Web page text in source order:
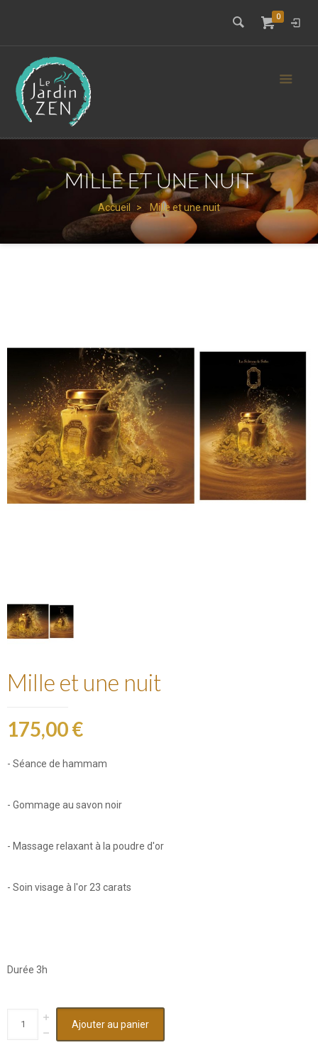
0
MILLE ET UNE NUIT
Accueil Mille et une nuit
Mille et une nuit
175,00 €
- Séance de hammam
- Gommage au savon noir
- Massage relaxant à la poudre d'or
- Soin visage à l'or 23 carats
Durée 3h
Ajouter au panier